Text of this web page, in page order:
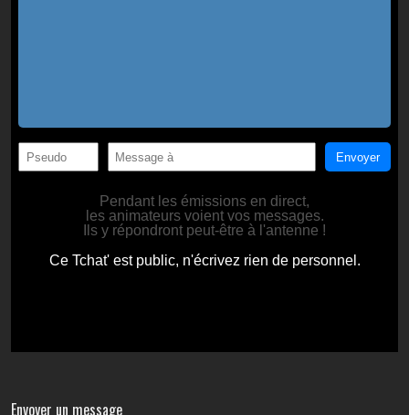
Envoyer un message